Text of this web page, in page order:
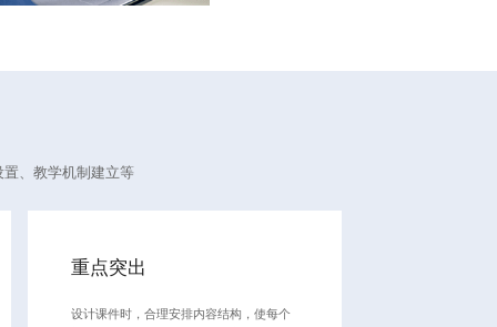
、教学机制建立等
重点突出
设计课件时，合理安排内容结构，使每个